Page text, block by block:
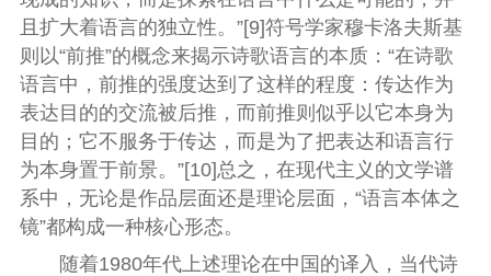
且扩大着语言的独立性。”[9]符号学家穆卡洛夫斯基
则以“前推”的概念来揭示诗歌语言的本质：“在诗歌
语言中，前推的强度达到了这样的程度：传达作为
表达目的的交流被后推，而前推则似乎以它本身为
目的；它不服务于传达，而是为了把表达和语言行
为本身置于前景。”[10]总之，在现代主义的文学谱
系中，无论是作品层面还是理论层面，“语言本体之
镜”都构成一种核心形态。
随着1980年代上述理论在中国的译入，当代诗